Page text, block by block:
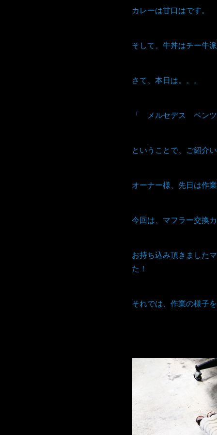
カレーは甘口はです。
そして、牛丼はチー牛
さて、本日は。。。
「 メルセデス ベン
ということで、ご紹介
オーナー様、先日は作
今回は、マフラー交換
お持ち込み頂きました
た！
それでは、作業の様子